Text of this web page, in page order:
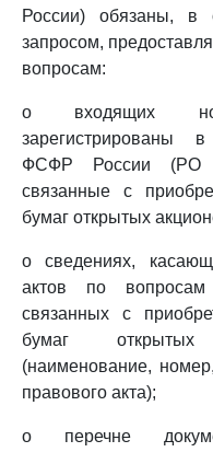
России) обязаны, в
запросом,
вопросам:
о входящих
зарегистрированы
ФСФР России (РО
связанные с
бумаг открытых
о сведениях,
актов по вопросам
связанных с
бумаг
(наименование,
правового акта);
о перечне